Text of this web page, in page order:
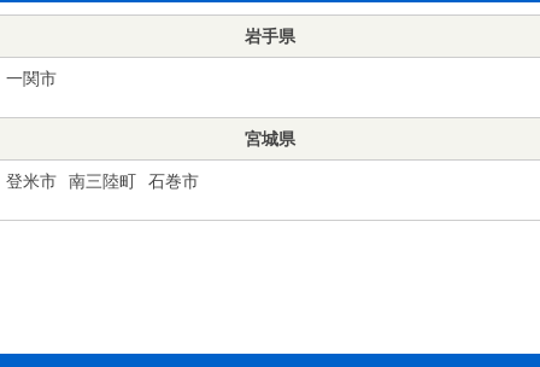
岩手県
一関市
宮城県
登米市 南三陸町 石巻市